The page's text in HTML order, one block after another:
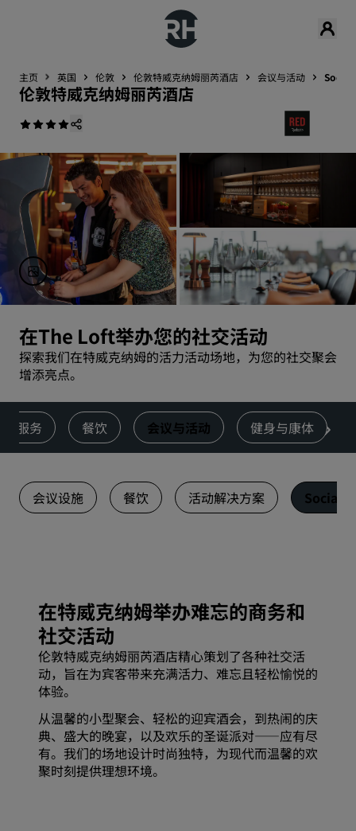
主页 英国 伦敦 伦敦特威克纳姆丽芮酒店 会议与活动 Social
伦敦特威克纳姆丽芮酒店
在The Loft举办您的社交活动
探索我们在特威克纳姆的活力活动场地，为您的社交聚会
增添亮点。
服务 餐饮 会议与活动 健身与康体
会议设施 餐饮 活动解决方案 Social
在特威克纳姆举办难忘的商务和
社交活动
伦敦特威克纳姆丽芮酒店精心策划了各种社交活
动，旨在为宾客带来充满活力、难忘且轻松愉悦的
体验。
从温馨的小型聚会、轻松的迎宾酒会，到热闹的庆
典、盛大的晚宴，以及欢乐的圣诞派对——应有尽
有。我们的场地设计时尚独特，为现代而温馨的欢
聚时刻提供理想环境。